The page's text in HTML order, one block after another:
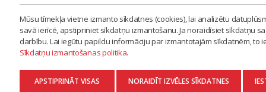
Mūsu tīmekļa vietne izmanto sīkdatnes (cookies), lai analizētu
savā ierīcē, apstipriniet sīkdatņu izmantošanu. Ja noraidīsiet sīkdatņu
darbību. Lai iegūtu papildu informāciju par izmantotajām sīkdatnēm,
Sīkdatņu izmantošanas politika.
APSTIPRINĀT VISAS NORAIDĪT IZVĒLES SĪKDATNES